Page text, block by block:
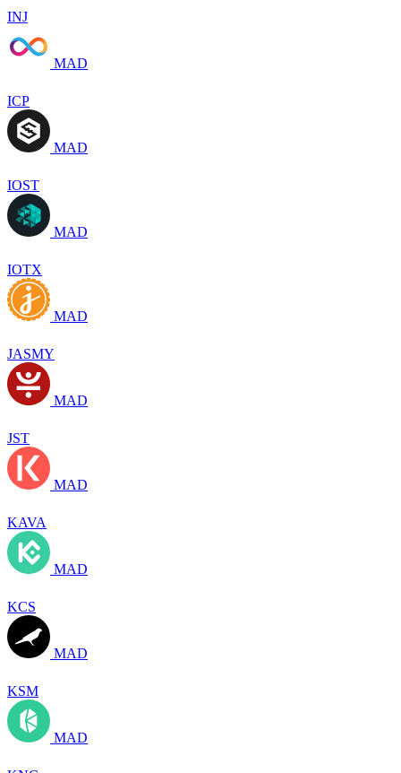
INJ
MAD
ICP
MAD
IOST
MAD
IOTX
MAD
JASMY
MAD
JST
MAD
KAVA
MAD
KCS
MAD
KSM
MAD